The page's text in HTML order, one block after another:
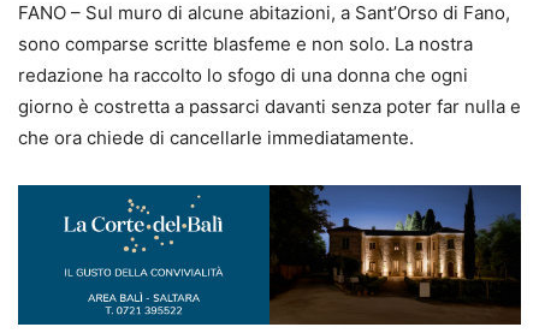
FANO – Sul muro di alcune abitazioni, a Sant’Orso di Fano,
sono comparse scritte blasfeme e non solo. La nostra
redazione ha raccolto lo sfogo di una donna che ogni
giorno è costretta a passarci davanti senza poter far nulla e
che ora chiede di cancellarle immediatamente.